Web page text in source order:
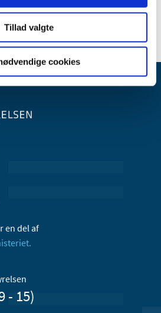
Tillad valgte
cookies
en del af
- 15)